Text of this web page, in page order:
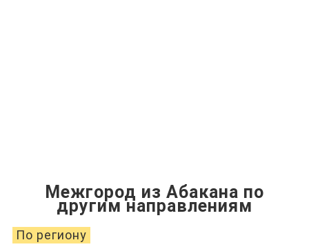
Межгород из Абакана по
другим направлениям
По региону